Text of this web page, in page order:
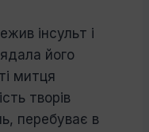
інсульт і
його
митця
творів
перебуває в